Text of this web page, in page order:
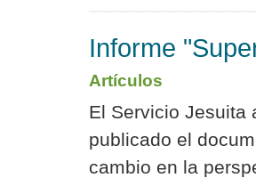
Informe
Artículos
El Servicio Jesuita
publicado el
cambio en la